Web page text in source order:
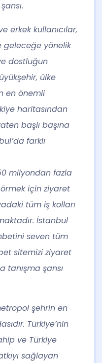
erkek kullanıcılar,
geleceğe yönelik
dostluğun
ülke
en önemli
haritasından
başlı başına
farklı
milyondan fazla
için ziyaret
tüm iş kolları
İstanbul
seven tüm
sitemizi ziyaret
tanışma şansı
şehrin en
Türkiye’nin
ve Türkiye
sağlayan